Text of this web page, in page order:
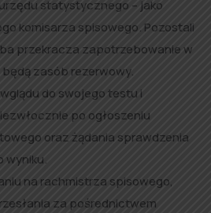
statystycznego – jako
komisarza spisowego. Pozostali
przekracza zapotrzebowanie w
zasób rezerwowy.
do swojego testu i
po ogłoszeniu
oraz żądania sprawdzenia
wyniku.
na rachmistrza spisowego,
za pośrednictwem